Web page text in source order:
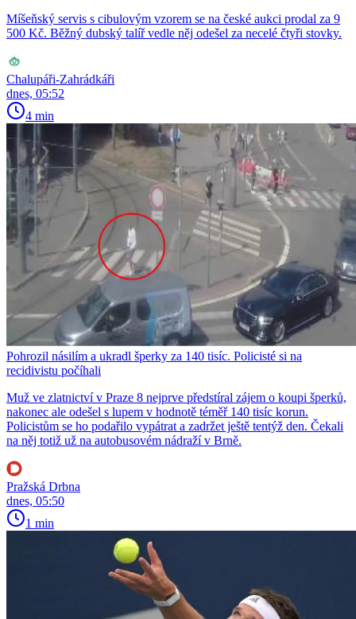
Míšeňský servis s cibulovým vzorem se na české aukci prodal za 9
500 Kč. Běžný dubský talíř vedle něj odešel za necelé čtyři stovky.
Chalupáři-Zahrádkáři
dnes, 05:52
4 min
Pohrozil násilím a ukradl šperky za 140 tisíc. Policisté si na
recidivistu počíhali
Muž ve zlatnictví v Praze 8 nejprve předstíral zájem o koupi šperků,
nakonec ale odešel s lupem v hodnotě téměř 140 tisíc korun.
Policistům se ho podařilo vypátrat a zadržet ještě tentýž den. Čekali
na něj totiž už na autobusovém nádraží v Brně.
Pražská Drbna
dnes, 05:50
1 min